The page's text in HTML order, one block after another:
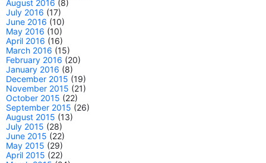
August 2016 (8)
July 2016 (17)
June 2016 (10)
May 2016 (10)
April 2016 (16)
March 2016 (15)
February 2016 (20)
January 2016 (8)
December 2015 (19)
November 2015 (21)
October 2015 (22)
September 2015 (26)
August 2015 (13)
July 2015 (28)
June 2015 (22)
May 2015 (29)
April 2015 (22)